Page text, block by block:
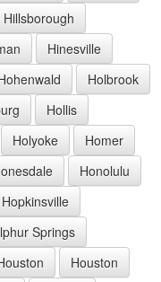
Hillsborough
Hinesville
Holbrook
Hollis
Holyoke
Homer
Honolulu
Hopkinsville
Springs
Houston